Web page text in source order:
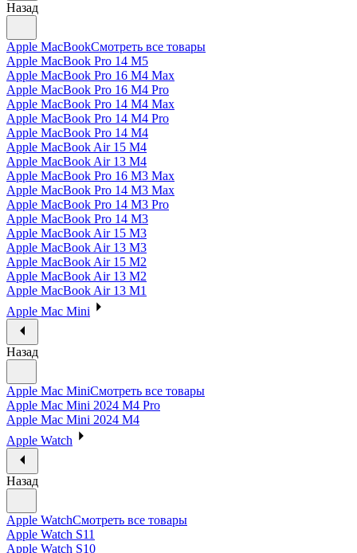
Назад
Apple MacBookСмотреть все товары
Apple MacBook Pro 14 M5
Apple MacBook Pro 16 M4 Max
Apple MacBook Pro 16 M4 Pro
Apple MacBook Pro 14 M4 Max
Apple MacBook Pro 14 M4 Pro
Apple MacBook Pro 14 M4
Apple MacBook Air 15 M4
Apple MacBook Air 13 M4
Apple MacBook Pro 16 M3 Max
Apple MacBook Pro 14 M3 Max
Apple MacBook Pro 14 M3 Pro
Apple MacBook Pro 14 M3
Apple MacBook Air 15 M3
Apple MacBook Air 13 M3
Apple MacBook Air 15 M2
Apple MacBook Air 13 M2
Apple MacBook Air 13 M1
Apple Mac Mini
Назад
Apple Mac MiniСмотреть все товары
Apple Mac Mini 2024 M4 Pro
Apple Mac Mini 2024 M4
Apple Watch
Назад
Apple WatchСмотреть все товары
Apple Watch S11
Apple Watch S10